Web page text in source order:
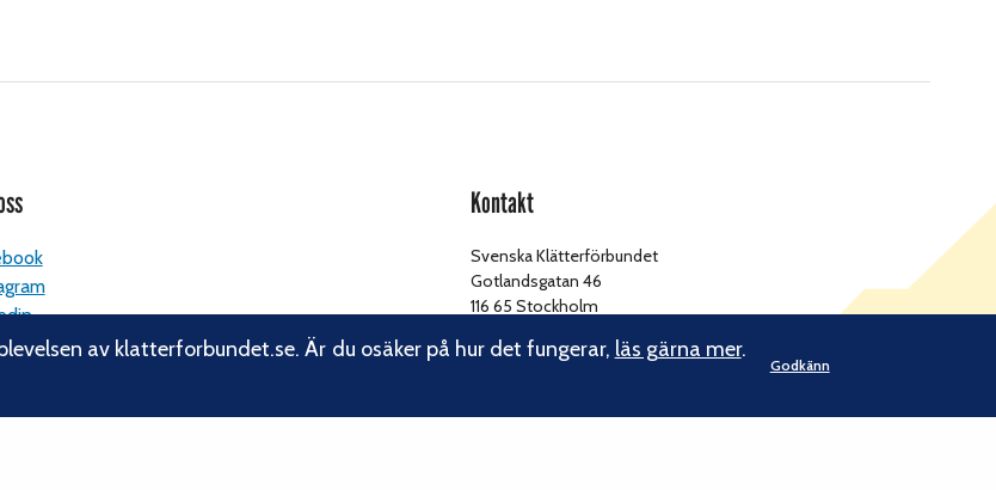
Kontakt
Svenska Klätterförbundet
Gotlandsgatan 46
116 65 Stockholm
E-post: kansliet@klatterforbundet.rf.se
av klatterforbundet.se. Är du osäker på hur det fungerar, läs gärna mer.
Godkänn